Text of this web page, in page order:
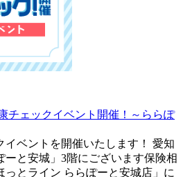
チェックイベント開催！～ららぽ
イベントを開催いたします！ 愛知
ーと安城」3階にございます保険相
っとライン ららぽーと安城店」に